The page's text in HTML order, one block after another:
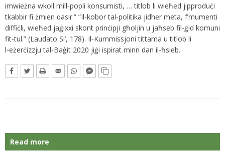
imwieżna wkoll mill‑popli konsumisti, … titlob li wieħed jipproduċi
tkabbir fi żmien qasir.” “Il‑kobor tal‑politika jidher meta, f’mumenti
diffiċli, wieħed jaġixxi skont prinċipji għoljin u jaħseb fil‑ġid komuni
fit‑tul.” (Laudato Si’, 178). Il‑Kummissjoni tittama u titlob li
l‑eżerċizzju tal‑Baġit 2020 jiġi ispirat minn dan il‑ħsieb.
Read more